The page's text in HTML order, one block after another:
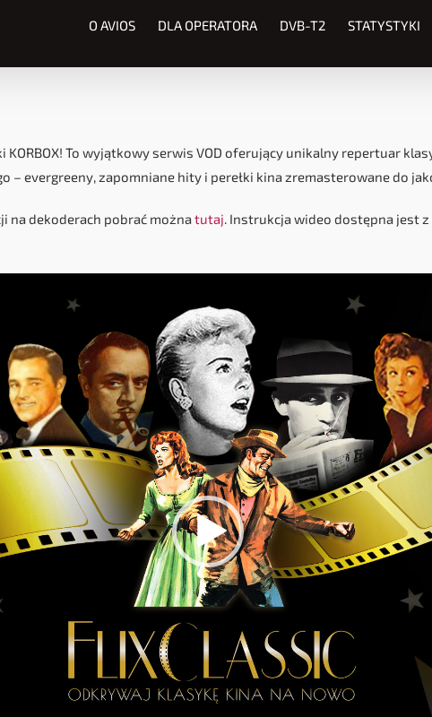
O AVIOS DLA OPERATORA DVB-T2 STATYSTYKI
To wyjątkowy serwis VOD oferujący unikalny repertuar
evergreeny, zapomniane hity i perełki kina zremasterowane do
na dekoderach pobrać możnatutaj. Instrukcja wideo dostępna jest z